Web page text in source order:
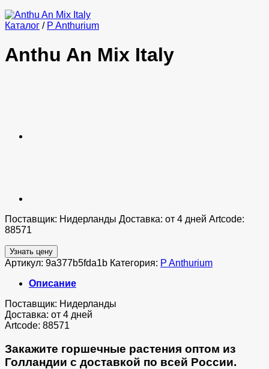
Каталог / P Anthurium
Anthu An Mix Italy
Поставщик: Нидерланды Доставка: от 4 дней Artcode:
88571
Узнать цену
Артикул: 9a377b5fda1b Категория: P Anthurium
Описание
Поставщик: Нидерланды
Доставка: от 4 дней
Artcode: 88571
Закажите горшечные растения оптом из
Голландии с доставкой по всей России.